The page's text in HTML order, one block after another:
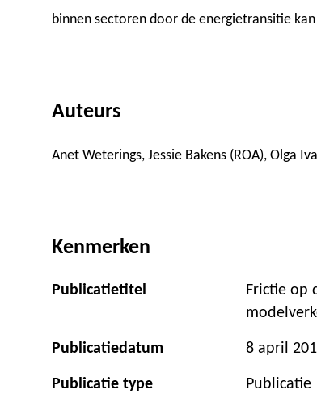
binnen sectoren door de energietransitie
Auteurs
Anet Weterings, Jessie Bakens (ROA), Olga
Kenmerken
Publicatietitel
Frictie op
Publicatiedatum 8 april
Publicatie type Publicatie